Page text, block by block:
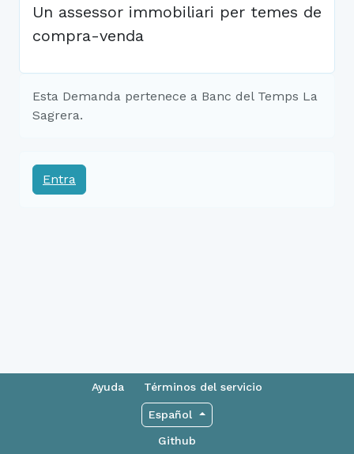
Un assessor immobiliari per temes de
compra-venda
Esta Demanda pertenece a Banc del Temps La
Sagrera.
Entra
Ayuda Términos del servicio
Español
Github